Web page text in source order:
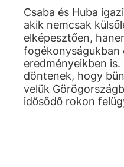
Csaba és Huba
akik nemcsak
elképesztően,
fogékonyságukban
eredményeikben
döntenek, hogy
velük
idősödő rokon